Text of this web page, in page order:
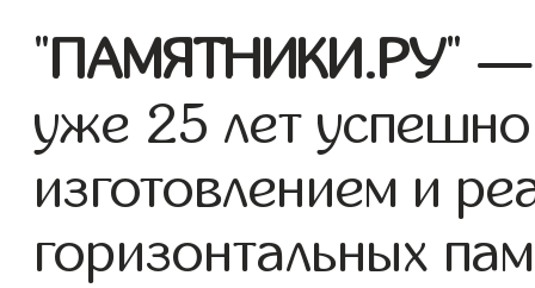
"ПАМЯТНИКИ.РУ" —
уже 25 лет
изготовлением и
горизонтальных